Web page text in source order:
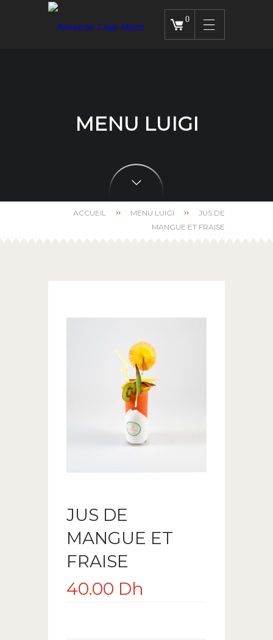
0
MENU LUIGI
ACCUEIL MENU LUIGI
JUS DE
MANGUE ET FRAISE
JUS DE
MANGUE ET
FRAISE
40.00 Dh